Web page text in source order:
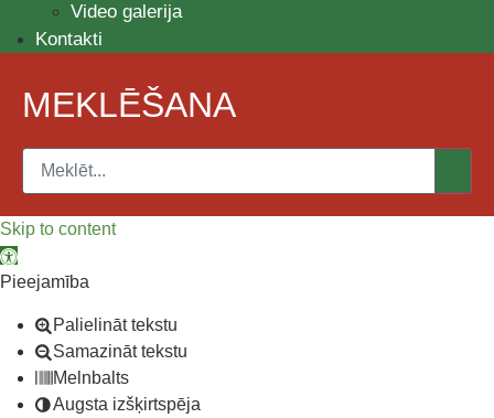
Video galerija
Kontakti
MEKLĒŠANA
Skip to content
Open toolbar
Pieejamība
Palielināt tekstu
Samazināt tekstu
Melnbalts
Augsta izšķirtspēja